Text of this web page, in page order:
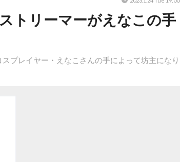
トリーマーがえなこの手
プレイヤー・えなこさんの手によって坊主になり